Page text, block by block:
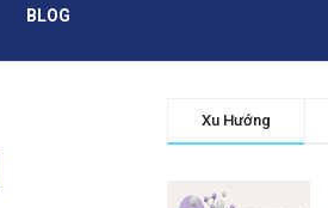
BLOG
Xu Hướng